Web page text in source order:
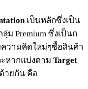
เป็นหลักซึ่งเป็น
ม Premium ซึ่งเป็นก
ความคิดใหม่ๆซื้อสินค้า
หากแบ่งตาม Target
วยกัน คือ